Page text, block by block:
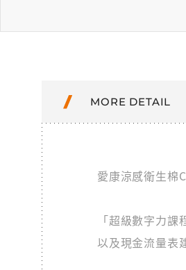
MORE DETAIL
愛康涼感衛生棉
「超級數字力
以及現金流量表